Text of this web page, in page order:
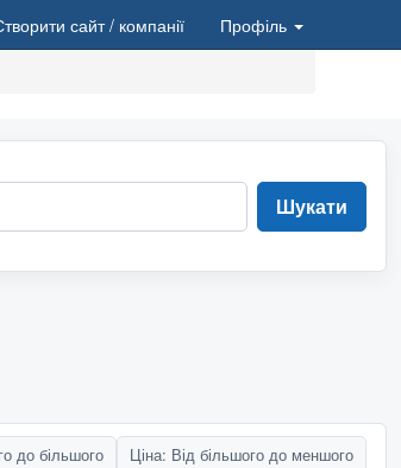
сайт/ компанії
Профіль
Шукати
до більшого Ціна: Від більшого до меншого